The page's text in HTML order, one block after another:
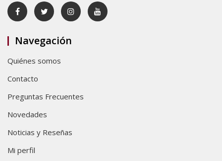
Navegación
Quiénes somos
Contacto
Preguntas Frecuentes
Novedades
Noticias y Reseñas
Mi perfil